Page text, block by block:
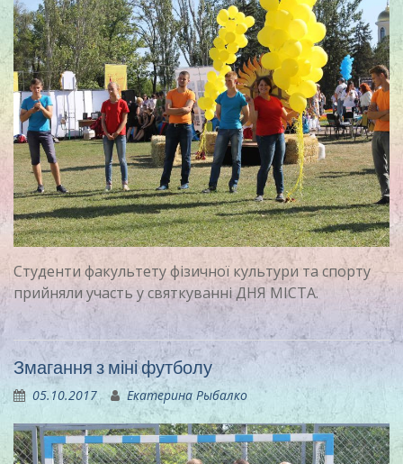
Студенти факультету фізичної культури та спорту
прийняли участь у святкуванні ДНЯ МІСТА.
Змагання з міні футболу
05.10.2017 Екатерина Рыбалко